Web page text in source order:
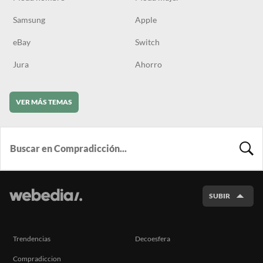
Samsung Apple
eBay Switch
Jura Ahorro
VER MÁS TEMAS
SUBIR
Trendencias Decoesfera
Compradiccion